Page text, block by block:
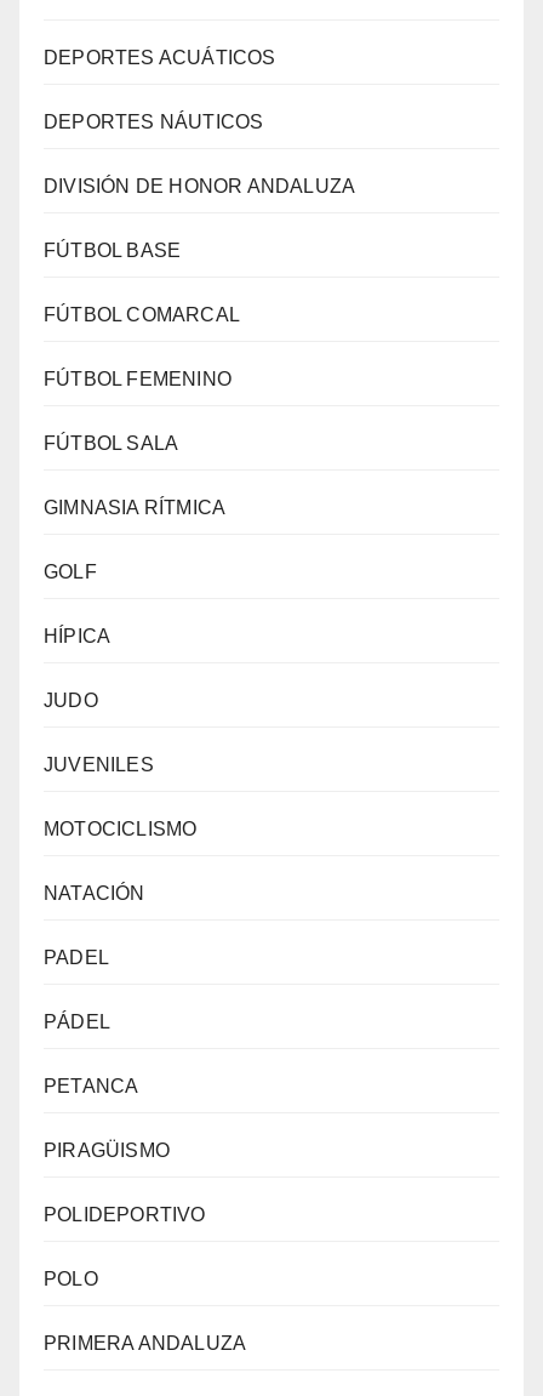
DEPORTES ACUÁTICOS
DEPORTES NÁUTICOS
DIVISIÓN DE HONOR ANDALUZA
FÚTBOL BASE
FÚTBOL COMARCAL
FÚTBOL FEMENINO
FÚTBOL SALA
GIMNASIA RÍTMICA
GOLF
HÍPICA
JUDO
JUVENILES
MOTOCICLISMO
NATACIÓN
PADEL
PÁDEL
PETANCA
PIRAGÜISMO
POLIDEPORTIVO
POLO
PRIMERA ANDALUZA